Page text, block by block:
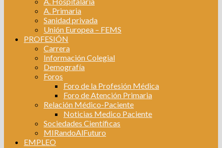
A. Primaria
Sanidad privada
Unión Europea – FEMS
PROFESIÓN
Carrera
Información Colegial
Demografía
Foros
Foro de la Profesión Médica
Foro de Atención Primaria
Relación Médico-Paciente
Noticias Medico Paciente
Sociedades Científicas
MIRandoAlFuturo
EMPLEO